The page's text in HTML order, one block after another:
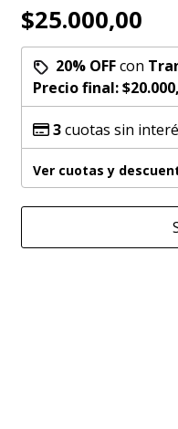
$25.000,00
20% OFFcon
Precio final:
3cuotas sin
Ver cuotas y